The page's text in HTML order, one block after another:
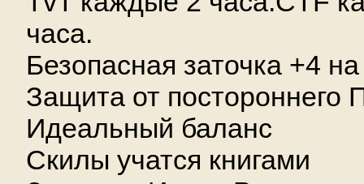
часа.
Безопасная заточка +4
Защита от постороннего
Идеальный баланс
Скилы учатся книгами